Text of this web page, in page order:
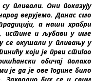
пливали. Они показују
верујемо. Данас смо
а наши храбри
истине и љубави у име
се окушали у пливању у
који је први стигао
обичај полако
је да је ове године било
Захвалио бих се и свим